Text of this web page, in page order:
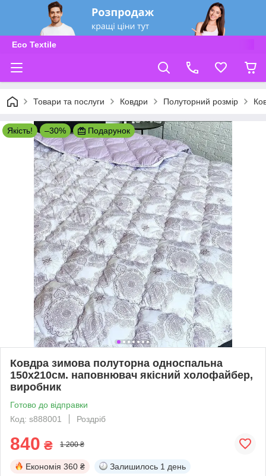
Eco Textile
Товари та послуги Ковдри Полуторний розмір
Якість! –30% Подарунок
Ковдра зимова полуторна односпальна
150х210см. наповнювач якісний холофайбер,
виробник
Готово до відправки
Код: s888001
Роздріб
840 ₴ 1 200 ₴
Економія 360 ₴ Залишилось 1 день